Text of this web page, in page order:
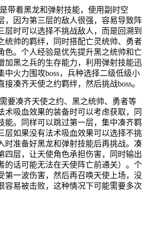
带着黑龙和弹射技能，使用副时空
，因为第三层的敌人很强，容易导致阵
层时可以选择不挑战敌人，而是回溯到
统帅的羁绊，同时搭配亡灵统帅、勇者
色。个人经验是优先提升黑之统帅和亡
加黑之兵的生存能力，利用弹射技能迅
中火力围攻boss，兵种选择二级低级小
凑齐天使之约羁绊，然后挑战boss。
要凑齐天使之约、黑之统帅、勇者等
术吸血效果的装备时可以考虑获取，同
能。同样可以跳过第一层，集中凑齐羁
层如果没有法术吸血效果可以选择不挑
时准备好黑龙和弹射技能后再挑战。凑
四层，让天使角色承担伤害，同时输出
的话可能无法在天使阵亡前通关）。个
第一波伤害，然后再召唤天使上场，没
容易被击败，这种情况下可能需要多次